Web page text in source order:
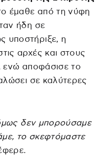
έμαθε από τη νύφη
ήδη σε
υποστήριξε, η
αρχές και στους
ενώ αποφάσισε το
σε καλύτερες
όμως δεν μπορούσαμε
το σκεφτόμαστε